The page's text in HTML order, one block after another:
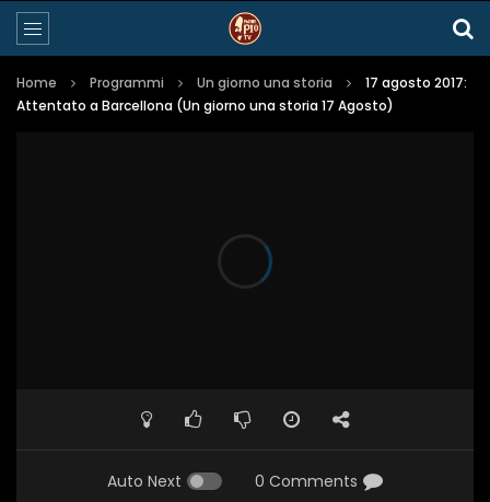
Home Programmi Un giorno una storia
17 agosto 2017:
Attentato a Barcellona (Un giorno una storia 17 Agosto)
Auto Next 0 Comments